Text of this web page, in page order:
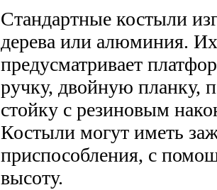
Стандартные костыли
дерева или алюминия.
предусматривает
ручку, двойную планку,
стойку с резиновым
Костыли могут иметь
приспособления, с
высоту.